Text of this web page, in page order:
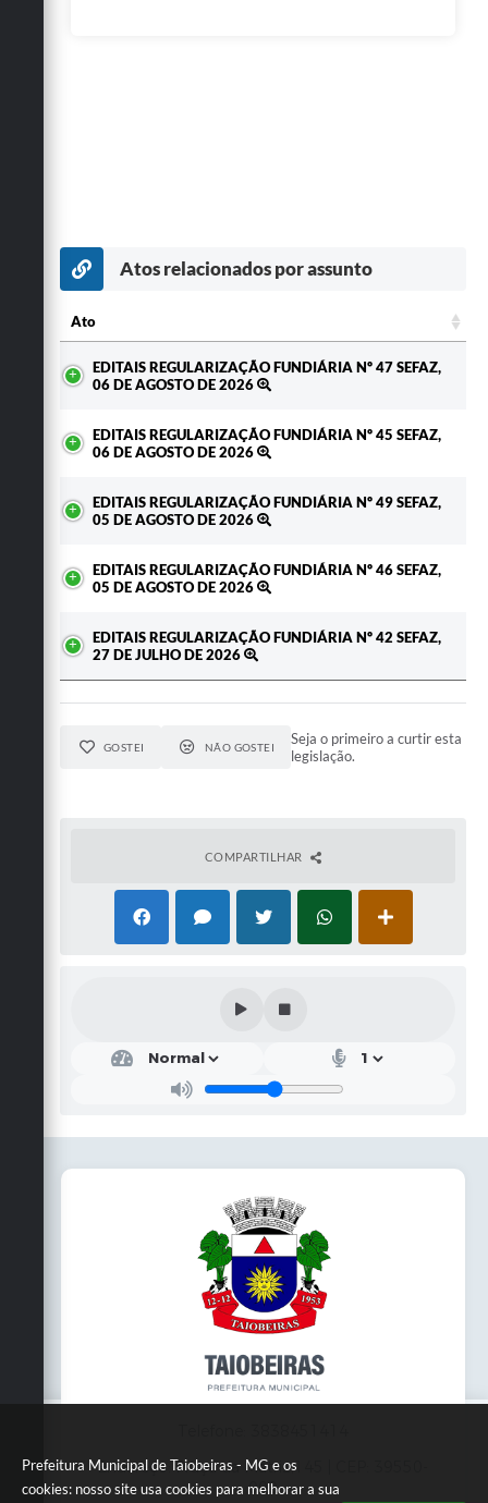
Prefeitura Municipal de Taiobeiras - MG e os
cookies: nosso site usa cookies para melhorar a sua
Atos relacionados por assunto
Ato
EDITAIS REGULARIZAÇÃO FUNDIÁRIA Nº 47 SEFAZ,
06 DE AGOSTO DE 2026
EDITAIS REGULARIZAÇÃO FUNDIÁRIA Nº 45 SEFAZ,
06 DE AGOSTO DE 2026
EDITAIS REGULARIZAÇÃO FUNDIÁRIA Nº 49 SEFAZ,
05 DE AGOSTO DE 2026
EDITAIS REGULARIZAÇÃO FUNDIÁRIA Nº 46 SEFAZ,
05 DE AGOSTO DE 2026
EDITAIS REGULARIZAÇÃO FUNDIÁRIA Nº 42 SEFAZ,
27 DE JULHO DE 2026
GOSTEI NÃO GOSTEI
Seja o primeiro a curtir esta
legislação.
COMPARTILHAR
Endereço: Praça da Matriz,145 | CEP: 39550-
000